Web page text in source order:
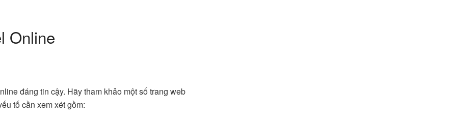
Online
đáng tin cậy. Hãy tham khảo một số trang web
tố cần xem xét gồm: